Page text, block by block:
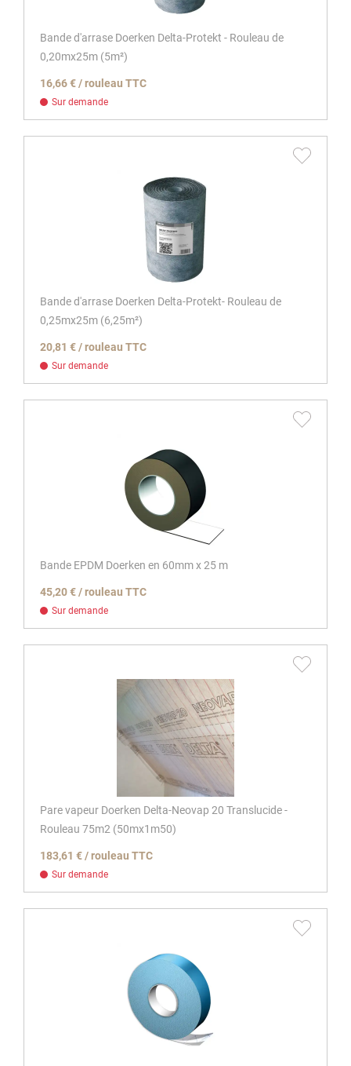
Bande d'arrase Doerken Delta-Protekt - Rouleau de
0,20mx25m (5m²)
16,66 € / rouleau TTC
Sur demande
Bande d'arrase Doerken Delta-Protekt- Rouleau de
0,25mx25m (6,25m²)
20,81 € / rouleau TTC
Sur demande
Bande EPDM Doerken en 60mm x 25 m
45,20 € / rouleau TTC
Sur demande
Pare vapeur Doerken Delta-Neovap 20 Translucide -
Rouleau 75m2 (50mx1m50)
183,61 € / rouleau TTC
Sur demande